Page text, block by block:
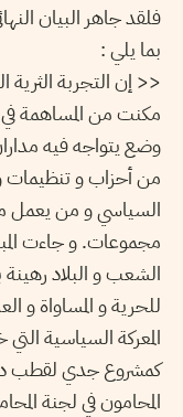
فلقد جاهر البيان
بما يلي :
<< إن التجربة الثرية
مكنت من المساهمة
وضع يتواجه فيه
من أحزاب و تنظيمات و
السياسي و من
مجموعات. و جاءت
الشعب و البلاد
للحرية و المساواة و
المعركة السياسية
كمشروع جدي لقطب
المحامون في لجنة